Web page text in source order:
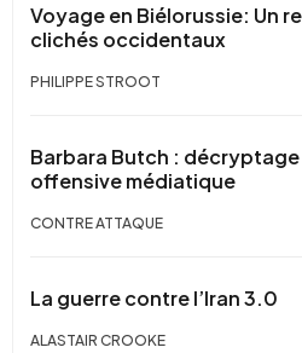
Voyage en Biélorussie: Un
clichés occidentaux
PHILIPPE STROOT
Barbara Butch :
offensive médiatique
CONTRE ATTAQUE
La guerre contre l’Iran 3.0
ALASTAIR CROOKE